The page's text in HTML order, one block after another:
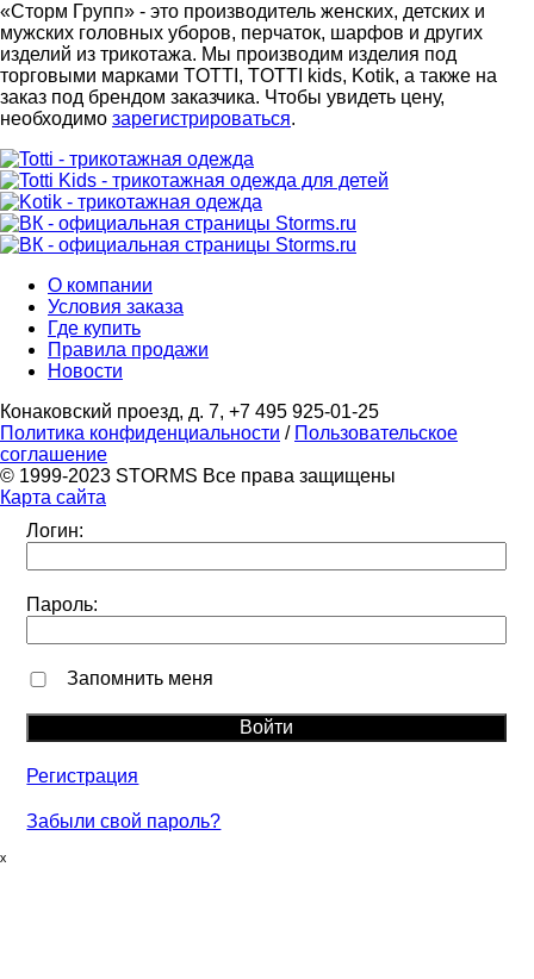
«Сторм Групп» - это производитель женских, детских и
мужских головных уборов, перчаток, шарфов и других
изделий из трикотажа. Мы производим изделия под
торговыми марками TOTTI, TOTTI kids, Kotik, а также на
заказ под брендом заказчика. Чтобы увидеть цену,
необходимо зарегистрироваться.
О компании
Условия заказа
Где купить
Правила продажи
Новости
Конаковский проезд, д. 7, +7 495 925-01-25
Политика конфиденциальности / Пользовательское
соглашение
© 1999-2023 STORMS Все права защищены
Карта сайта
Логин:
Пароль:
Запомнить меня
Регистрация
Забыли свой пароль?
ₓ